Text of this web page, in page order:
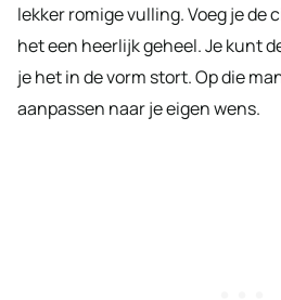
lekker romige vulling. Voeg je de
het een heerlijk geheel. Je kunt
je het in de vorm stort. Op die
aanpassen naar je eigen wens.